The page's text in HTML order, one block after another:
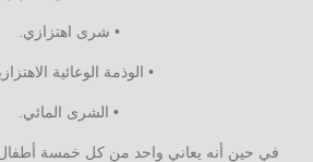
• شرى اهتزازي.
• الوذمة الوعائية
• الشرى المائي.
في حين أنه يعاني واحد من كل خمسة أطفال